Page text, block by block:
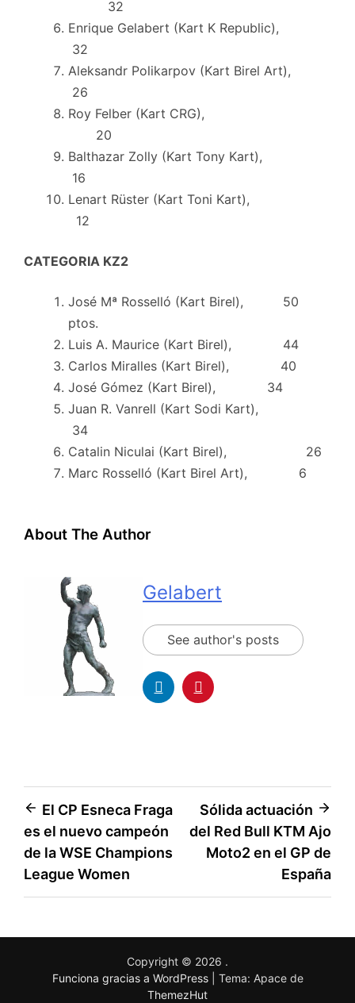
32
Enrique Gelabert (Kart K Republic),
32
Aleksandr Polikarpov (Kart Birel Art),
26
Roy Felber (Kart CRG),
20
Balthazar Zolly (Kart Tony Kart),
16
Lenart Rüster (Kart Toni Kart),
12
CATEGORIA KZ2
José Mª Rosselló (Kart Birel), 50
ptos.
Luis A. Maurice (Kart Birel), 44
Carlos Miralles (Kart Birel), 40
José Gómez (Kart Birel), 34
Juan R. Vanrell (Kart Sodi Kart),
34
Catalin Niculai (Kart Birel), 26
Marc Rosselló (Kart Birel Art), 6
About The Author
Gelabert
See author's posts
El CP Esneca Fraga
es el nuevo campeón
de la WSE Champions
League Women
Sólida actuación
del Red Bull KTM Ajo
Moto2 en el GP de
España
Copyright © 2026 .
Funciona gracias a WordPress
Tema: Apace de
ThemezHut